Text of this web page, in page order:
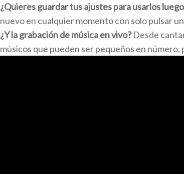
¿Quieres guardar tus ajustes para usarlos
nuevo en cualquier momento con solo pulsar
¿Y la grabación de música en vivo?Desde
músicos que pueden ser pequeños en número,